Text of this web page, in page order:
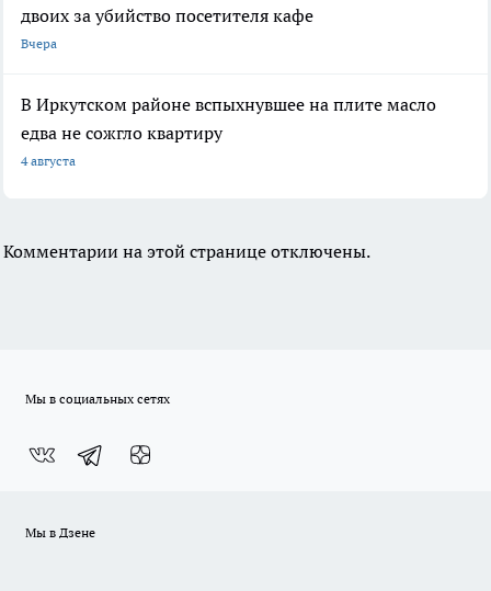
двоих за убийство посетителя кафе
Вчера
В Иркутском районе вспыхнувшее на плите масло
едва не сожгло квартиру
4 августа
Комментарии на этой странице отключены.
Мы в социальных сетях
Мы в Дзене